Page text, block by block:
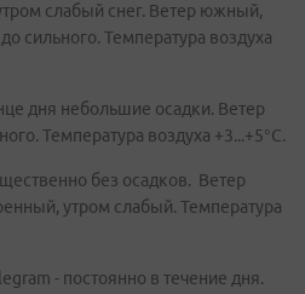
слабый снег. Ветер южный,
сильного. Температура воздуха
дня небольшие осадки. Ветер
Температура воздуха +3...+5°C.
без осадков. Ветер
утром слабый. Температура
- постоянно в течение дня.